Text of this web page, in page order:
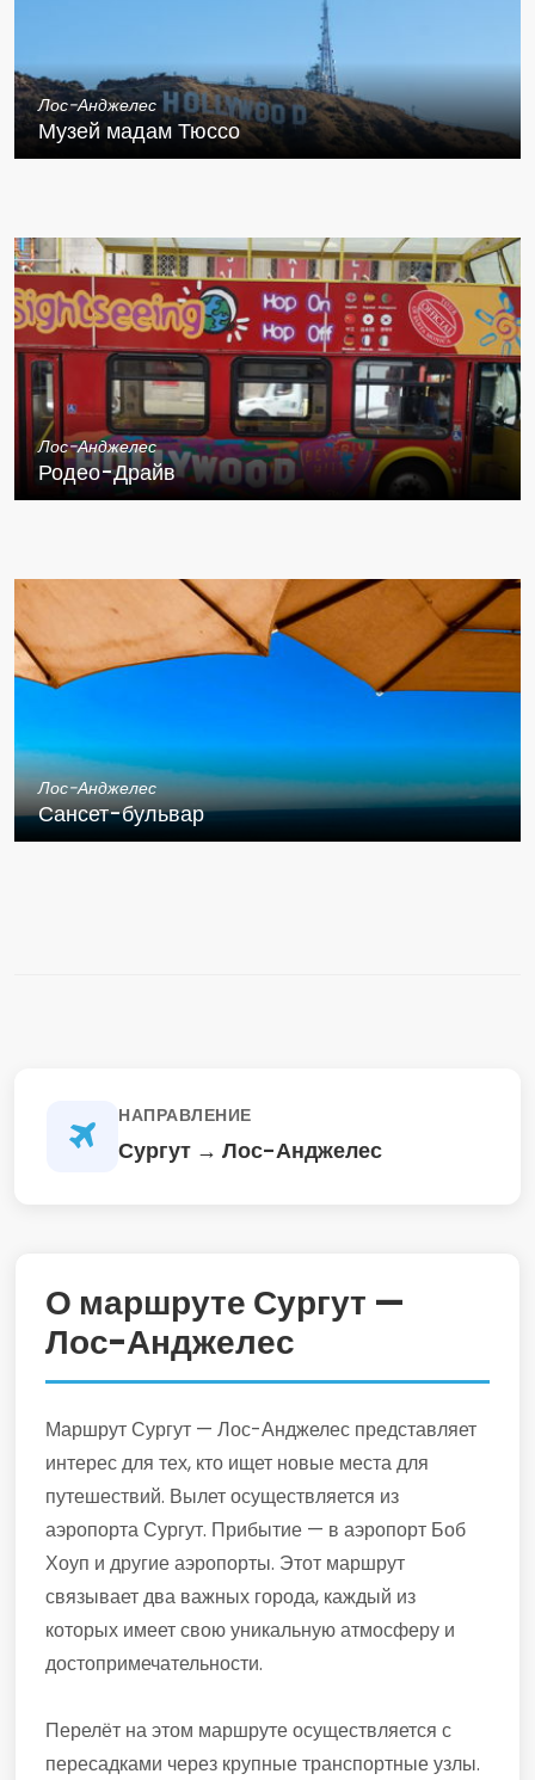
Лос-Анджелес
Музей мадам Тюссо
Лос-Анджелес
Родео-Драйв
Лос-Анджелес
Сансет-бульвар
НАПРАВЛЕНИЕ
Сургут → Лос-Анджелес
О маршруте Сургут —
Лос-Анджелес
Маршрут Сургут — Лос-Анджелес представляет
интерес для тех, кто ищет новые места для
путешествий. Вылет осуществляется из
аэропорта Сургут. Прибытие — в аэропорт Боб
Хоуп и другие аэропорты. Этот маршрут
связывает два важных города, каждый из
которых имеет свою уникальную атмосферу и
достопримечательности.
Перелёт на этом маршруте осуществляется с
пересадками через крупные транспортные узлы.